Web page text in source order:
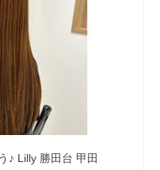
♪ Lilly 勝田台 甲田